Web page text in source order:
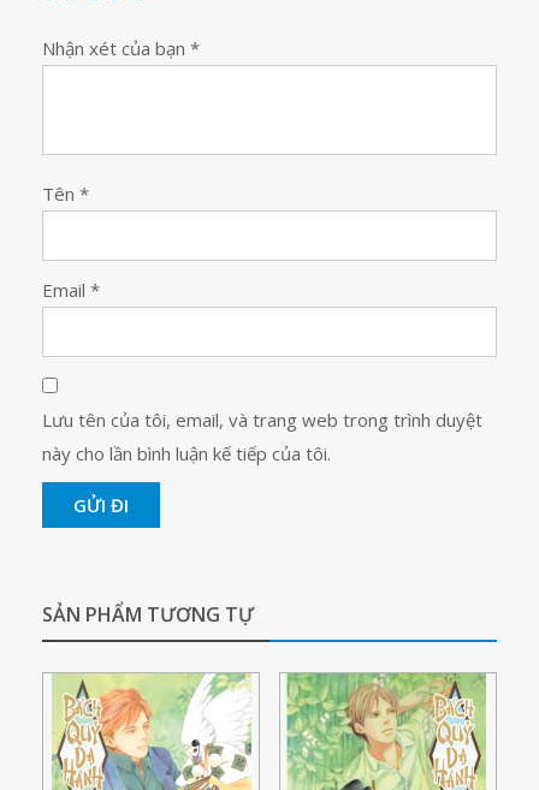
Nhận xét của bạn *
Tên *
Email *
Lưu tên của tôi, email, và trang web trong trình duyệt
này cho lần bình luận kế tiếp của tôi.
SẢN PHẨM TƯƠNG TỰ